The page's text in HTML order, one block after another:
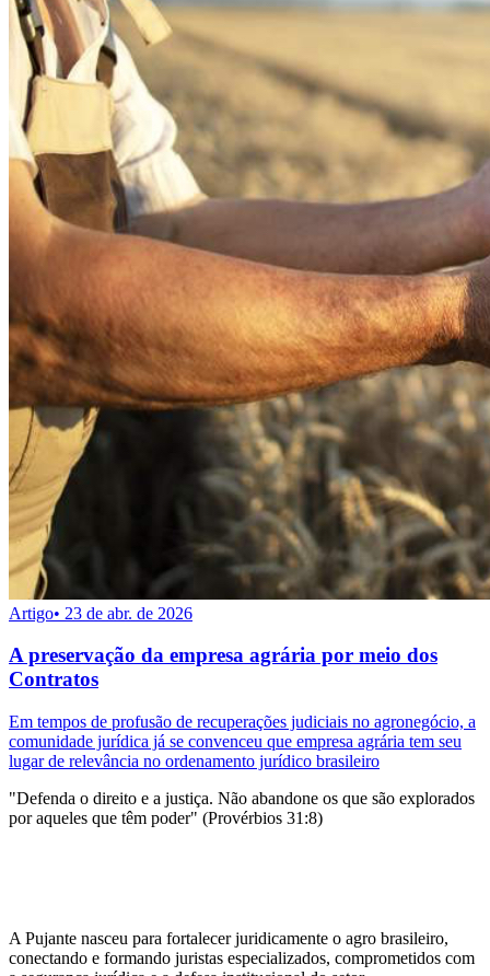
Artigo• 23 de abr. de 2026
A preservação da empresa agrária por meio dos
Contratos
Em tempos de profusão de recuperações judiciais no agronegócio, a
comunidade jurídica já se convenceu que empresa agrária tem seu
lugar de relevância no ordenamento jurídico brasileiro
"Defenda o direito e a justiça. Não abandone os que são explorados
por aqueles que têm poder" (Provérbios 31:8)
A Pujante nasceu para fortalecer juridicamente o agro brasileiro,
conectando e formando juristas especializados, comprometidos com